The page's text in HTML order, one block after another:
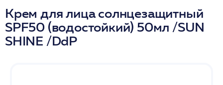
Крем для лица солнцезащитный
SPF50 (водостойкий) 50мл /SUN
SHINE /DdP